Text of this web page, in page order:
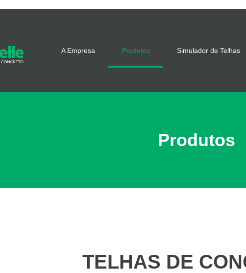
A Empresa Produtos Simulador de Telhas
Produtos
TELHAS DE